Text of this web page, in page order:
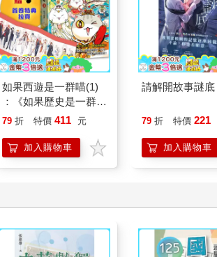
如果西遊是一群喵(1)
：《如果歷史是一群
喵》作者最新力作，附
79 折 特價 411 元
加入購物車
請解開故事謎底
79 折 特價 221
加入購物車